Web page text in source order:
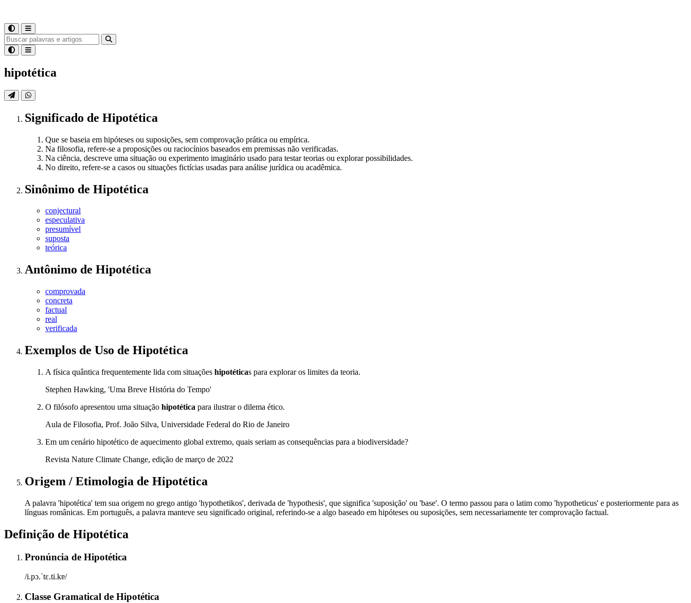
hipotética
Significado de Hipotética
Que se baseia em hipóteses ou suposições, sem comprovação prática ou empírica.
Na filosofia, refere-se a proposições ou raciocínios baseados em premissas não verificadas.
Na ciência, descreve uma situação ou experimento imaginário usado para testar teorias ou explorar possibilidades.
No direito, refere-se a casos ou situações fictícias usadas para análise jurídica ou acadêmica.
Sinônimo de Hipotética
conjectural
especulativa
presumível
suposta
teórica
Antônimo de Hipotética
comprovada
concreta
factual
real
verificada
Exemplos de Uso de Hipotética
A física quântica frequentemente lida com situações hipotéticas para explorar os limites da teoria.
Stephen Hawking, 'Uma Breve História do Tempo'
O filósofo apresentou uma situação hipotética para ilustrar o dilema ético.
Aula de Filosofia, Prof. João Silva, Universidade Federal do Rio de Janeiro
Em um cenário hipotético de aquecimento global extremo, quais seriam as consequências para a biodiversidade?
Revista Nature Climate Change, edição de março de 2022
Origem / Etimologia de Hipotética
A palavra 'hipotética' tem sua origem no grego antigo 'hypothetikos', derivada de 'hypothesis', que significa 'suposição' ou 'base'. O termo passou para o latim como 'hypotheticus' e posteriormente para as
línguas românicas. Em português, a palavra manteve seu significado original, referindo-se a algo baseado em hipóteses ou suposições, sem necessariamente ter comprovação factual.
Definição de Hipotética
Pronúncia de Hipotética
/i.pɔ.ˈtɛ.ti.kɐ/
Classe Gramatical de Hipotética